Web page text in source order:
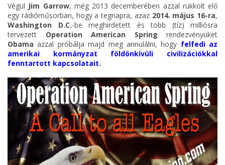
Végül Jim Garrow, még 2013 decemberében azzal rukkolt elő
egy rádióműsorban, hogy a tegnapra, azaz2014. május 16-ra,
Washington D.C.-be meghirdetett és több (tíz) milliósra
tervezett Operation American Spring rendezvényüket
Obama azzal próbálja majd meg annulálni, hogy felfedi az
amerikai kormányzat földönkívüli civilizációkkal
fenntartott kapcsolatait.